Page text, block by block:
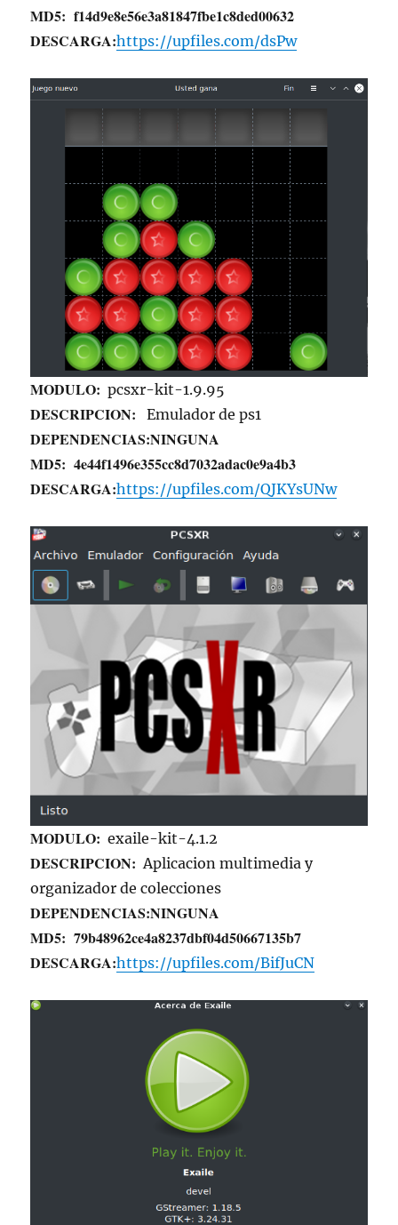
MD5: f14d9e8e56e3a81847fbe1c8ded00632
DESCARGA:https://upfiles.com/dsPw
MODULO: pcsxr-kit-1.9.95
DESCRIPCION: Emulador de ps1
DEPENDENCIAS:NINGUNA
MD5: 4e44f1496e355cc8d7032adac0e9a4b3
DESCARGA:https://upfiles.com/QJKYsUNw
MODULO: exaile-kit-4.1.2
DESCRIPCION: Aplicacion multimedia y
organizador de colecciones
DEPENDENCIAS:NINGUNA
MD5: 79b48962ce4a8237dbf04d50667135b7
DESCARGA:https://upfiles.com/BifJuCN